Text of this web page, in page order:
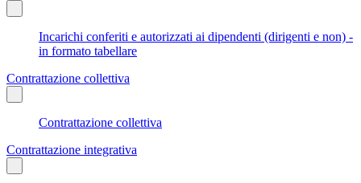
Incarichi conferiti e autorizzati ai dipendenti (dirigenti e non) -
in formato tabellare
Contrattazione collettiva
Contrattazione collettiva
Contrattazione integrativa